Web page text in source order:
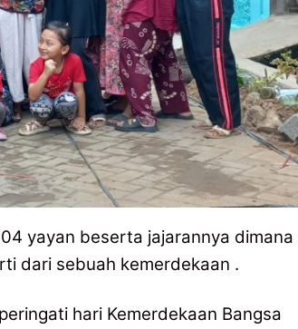
yayan beserta jajarannya dimana
dari sebuah kemerdekaan .
hari Kemerdekaan Bangsa